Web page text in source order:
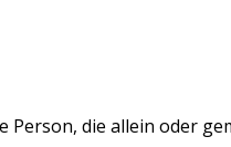
die allein oder